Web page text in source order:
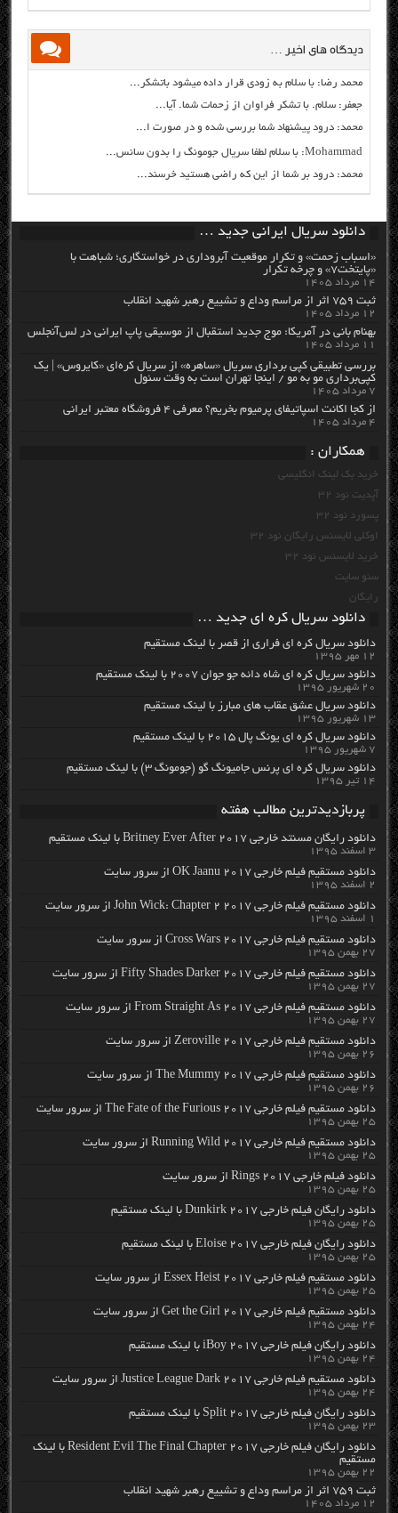
دیدگاه های اخیر …
محمد رضا: با سلام به زودی قرار داده میشود باتشکر...
جعفر: سلام. با تشکر فراوان از زحمات شما. آیا...
محمد: درود پیشنهاد شما بررسی شده و در صورت ا...
Mohammad: با سلام لطفا سریال جومونگ را بدون سانس...
محمد: درود بر شما از این که راضی هستید خرسند...
دانلود سریال ایرانی جدید …
«اسباب زحمت» و تکرار موقعیت آبروداری در خواستگاری؛ شباهت با
«پایتخت۷» و چرخه تکرار
۱۴ مرداد ۱۴۰۵
ثبت ۷۵۹ اثر از مراسم وداع و تشییع رهبر شهید انقلاب
۱۲ مرداد ۱۴۰۵
بهنام بانی در آمریکا: موج جدید استقبال از موسیقی پاپ ایرانی در لس‌آنجلس
۱۱ مرداد ۱۴۰۵
بررسی تطبیقی کپی برداری سریال «ساهره» از سریال کره‌ای «کایروس» | یک
کپی‌برداری مو به مو / اینجا تهران است به وقت سئول
۷ مرداد ۱۴۰۵
از کجا اکانت اسپاتیفای پرمیوم بخریم؟ معرفی ۴ فروشگاه معتبر ایرانی
۴ مرداد ۱۴۰۵
همکاران :
خرید بک لینک انگلیسی
آپدیت نود 32
پسورد نود 32
اوکلی لایسنس رایگان نود 32
خرید لایسنس نود 32
سئو سایت
رایگان
دانلود سریال کره ای جدید …
دانلود سریال کره ای فراری از قصر با لینک مستقیم
۱۲ مهر ۱۳۹۵
دانلود سریال کره ای شاه دائه جو جوان ۲۰۰۷ با لینک مستقیم
۲۰ شهریور ۱۳۹۵
دانلود سریال عشق عقاب های مبارز با لینک مستقیم
۱۳ شهریور ۱۳۹۵
دانلود سریال کره ای یونگ پال ۲۰۱۵ با لینک مستقیم
۷ شهریور ۱۳۹۵
دانلود سریال کره ای پرنس جامیونگ گو (جومونگ ۳) با لینک مستقیم
۱۴ تیر ۱۳۹۵
پربازدیدترین مطالب هفته
دانلود رایگان مسنتد خارجی Britney Ever After 2017 با لینک مستقیم
۳ اسفند ۱۳۹۵
دانلود مستقیم فیلم خارجی OK Jaanu 2017 از سرور سایت
۲ اسفند ۱۳۹۵
دانلود مستقیم فیلم خارجی John Wick: Chapter 2 2017 از سرور سایت
۱ اسفند ۱۳۹۵
دانلود مستقیم فیلم خارجی Cross Wars 2017 از سرور سایت
۲۷ بهمن ۱۳۹۵
دانلود مستقیم فیلم خارجی Fifty Shades Darker 2017 از سرور سایت
۲۷ بهمن ۱۳۹۵
دانلود مستقیم فیلم خارجی From Straight As 2017 از سرور سایت
۲۷ بهمن ۱۳۹۵
دانلود مستقیم فیلم خارجی Zeroville 2017 از سرور سایت
۲۶ بهمن ۱۳۹۵
دانلود مستقیم فیلم خارجی The Mummy 2017 از سرور سایت
۲۶ بهمن ۱۳۹۵
دانلود مستقیم فیلم خارجی The Fate of the Furious 2017 از سرور سایت
۲۵ بهمن ۱۳۹۵
دانلود مستقیم فیلم خارجی Running Wild 2017 از سرور سایت
۲۵ بهمن ۱۳۹۵
دانلود فیلم خارجی Rings 2017 از سرور سایت
۲۵ بهمن ۱۳۹۵
دانلود رایگان فیلم خارجی Dunkirk 2017 با لینک مستقیم
۲۵ بهمن ۱۳۹۵
دانلود رایگان فیلم خارجی Eloise 2017 با لینک مستقیم
۲۵ بهمن ۱۳۹۵
دانلود مستقیم فیلم خارجی Essex Heist 2017 از سرور سایت
۲۵ بهمن ۱۳۹۵
دانلود مستقیم فیلم خارجی Get the Girl 2017 از سرور سایت
۲۴ بهمن ۱۳۹۵
دانلود رایگان فیلم خارجی iBoy 2017 با لینک مستقیم
۲۴ بهمن ۱۳۹۵
دانلود مستقیم فیلم خارجی Justice League Dark 2017 از سرور سایت
۲۴ بهمن ۱۳۹۵
دانلود رایگان فیلم خارجی Split 2017 با لینک مستقیم
۲۳ بهمن ۱۳۹۵
دانلود رایگان فیلم خارجی Resident Evil The Final Chapter 2017 با لینک
مستقیم
۲۲ بهمن ۱۳۹۵
ثبت ۷۵۹ اثر از مراسم وداع و تشییع رهبر شهید انقلاب
۱۲ مرداد ۱۴۰۵